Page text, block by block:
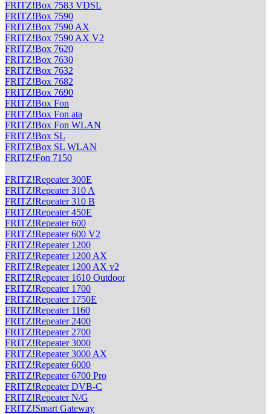
FRITZ!Box 7583 VDSL
FRITZ!Box 7590
FRITZ!Box 7590 AX
FRITZ!Box 7590 AX V2
FRITZ!Box 7620
FRITZ!Box 7630
FRITZ!Box 7632
FRITZ!Box 7682
FRITZ!Box 7690
FRITZ!Box Fon
FRITZ!Box Fon ata
FRITZ!Box Fon WLAN
FRITZ!Box SL
FRITZ!Box SL WLAN
FRITZ!Fon 7150
FRITZ!Repeater 300E
FRITZ!Repeater 310 A
FRITZ!Repeater 310 B
FRITZ!Repeater 450E
FRITZ!Repeater 600
FRITZ!Repeater 600 V2
FRITZ!Repeater 1200
FRITZ!Repeater 1200 AX
FRITZ!Repeater 1200 AX v2
FRITZ!Repeater 1610 Outdoor
FRITZ!Repeater 1700
FRITZ!Repeater 1750E
FRITZ!Repeater 1160
FRITZ!Repeater 2400
FRITZ!Repeater 2700
FRITZ!Repeater 3000
FRITZ!Repeater 3000 AX
FRITZ!Repeater 6000
FRITZ!Repeater 6700 Pro
FRITZ!Repeater DVB-C
FRITZ!Repeater N/G
FRITZ!Smart Gateway